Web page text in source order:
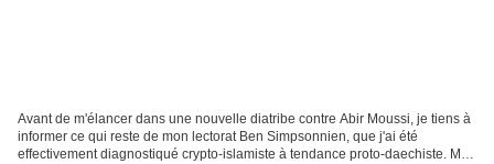
Avant de m'élancer dans une nouvelle diatribe contre Abir Moussi, je tiens à
informer ce qui reste de mon lectorat Ben Simpsonnien, que j'ai été
effectivement diagnostiqué crypto-islamiste à tendance proto-daechiste. Mon